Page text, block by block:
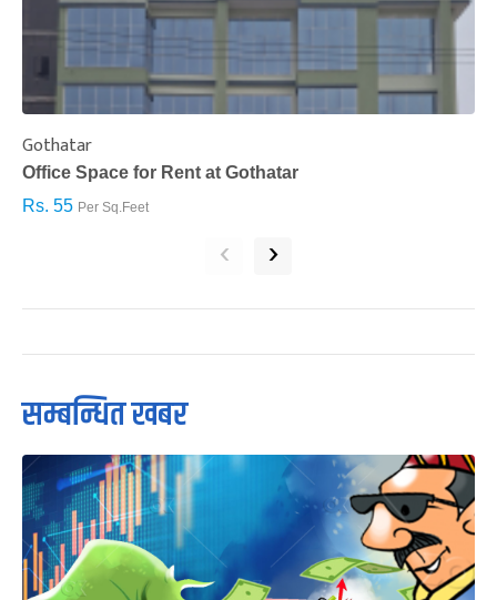
Gothatar
Office Space for Rent at Gothatar
Rs. 55 Per Sq.Feet
‹ ›
सम्बन्धित खबर